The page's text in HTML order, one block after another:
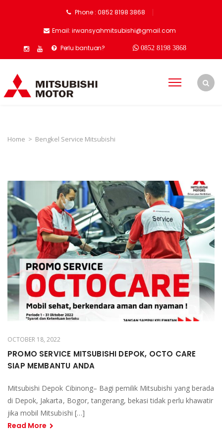
Phone : 0852 8198 3868
Email: irwansyahmitsubishi@gmail.com
Perlu bantuan? 0852 8198 3868
Home > Bengkel Service Mitsubishi
OCTOBER 18, 2022
PROMO SERVICE MITSUBISHI DEPOK, OCTO CARE
SIAP MEMBANTU ANDA
Mitsubishi Depok Cibinong– Bagi pemilik Mitsubishi yang berada
di Depok, Jakarta, Bogor, tangerang, bekasi tidak perlu khawatir
jika mobil Mitsubishi […]
Read More